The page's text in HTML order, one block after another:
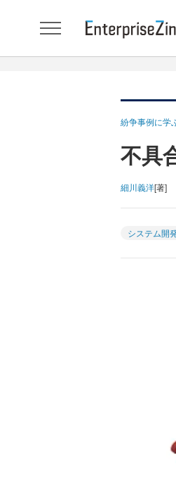
紛争事例に学
不具
細川義洋[著]
システム開